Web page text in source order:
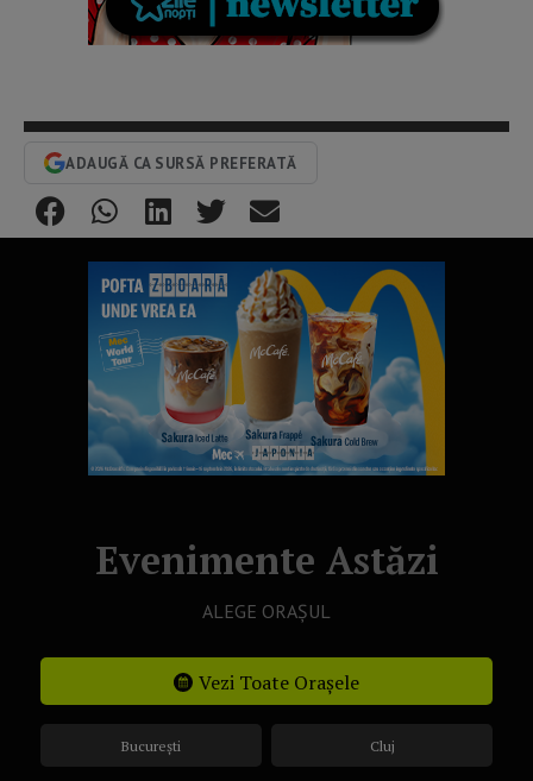
ADAUGĂ CA SURSĂ PREFERATĂ
Evenimente Astăzi
ALEGE ORAȘUL
Vezi Toate Orașele
București Cluj